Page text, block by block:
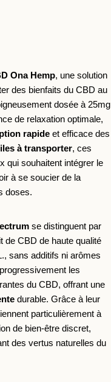
Ona Hemp
des bienfaits du CBD au
dosée à 25mg
de relaxation optimale,
rapide et efficace des
à transporter, ces
qui souhaitent intégrer le
à se soucier de la
doses.
se distinguent par
de CBD de haute qualité
sans additifs ni arômes
les
particulièrement à
de bien-être discret,
des vertus naturelles du